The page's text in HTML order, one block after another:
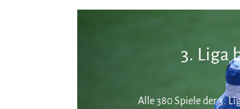
3. Liga
Alle 380 Spiele der 3.